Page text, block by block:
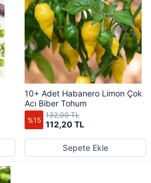
10+ Adet Habanero Limon Çok
Acı Biber Tohum
%15 112,20 TL
132,00 TL
Sepete Ekle